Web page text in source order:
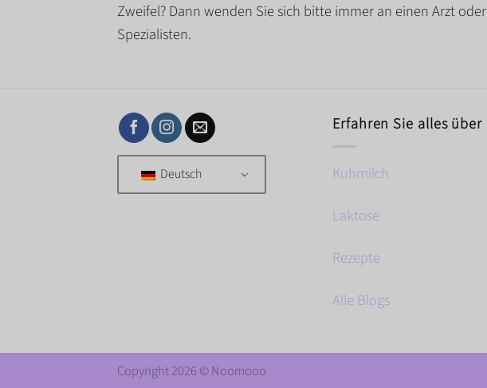
Zweifel? Dann wenden Sie sich bitte immer an einen Arzt oder
Spezialisten.
Deutsch
Erfahren Sie alles über
Kuhmilch
Laktose
Rezepte
Alle Blogs
Copyright 2026 ©Noomooo